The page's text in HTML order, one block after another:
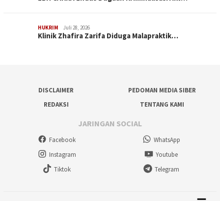
HUKRIM Juli 28, 2026
Klinik Zhafira Zarifa Diduga Malapraktik…
DISCLAIMER
PEDOMAN MEDIA SIBER
REDAKSI
TENTANG KAMI
JARINGAN SOCIAL
Facebook
WhatsApp
Instagram
Youtube
Tiktok
Telegram